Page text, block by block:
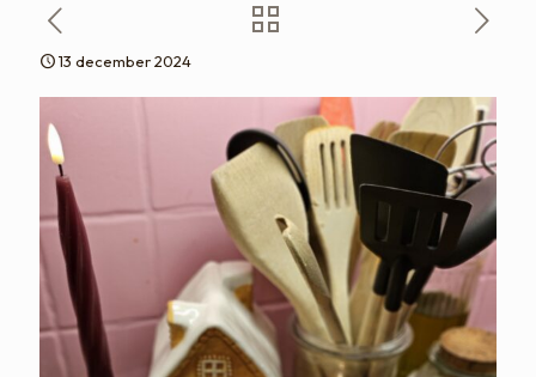
13 december 2024